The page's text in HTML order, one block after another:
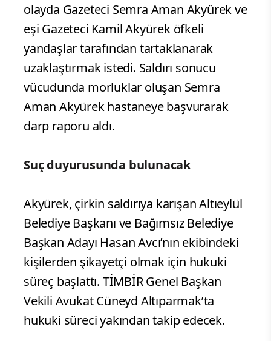
olayda Gazeteci Semra Aman Akyürek ve
eşi Gazeteci Kamil Akyürek öfkeli
yandaşlar tarafından tartaklanarak
uzaklaştırmak istedi. Saldırı sonucu
vücudunda morluklar oluşan Semra
Aman Akyürek hastaneye başvurarak
darp raporu aldı.
Suç duyurusunda bulunacak
Akyürek, çirkin saldırıya karışan Altıeylül
Belediye Başkanı ve Bağımsız Belediye
Başkan Adayı Hasan Avcı’nın ekibindeki
kişilerden şikayetçi olmak için hukuki
süreç başlattı. TİMBİR Genel Başkan
Vekili Avukat Cüneyd Altıparmak’ta
hukuki süreci yakından takip edecek.